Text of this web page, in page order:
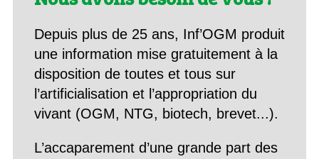
Depuis plus de 25 ans, Inf’OGM produit
une information mise gratuitement à la
disposition de toutes et tous sur
l’artificialisation et l’appropriation du
vivant (OGM, NTG, biotech, brevet...).
L’accaparement d’une grande part des